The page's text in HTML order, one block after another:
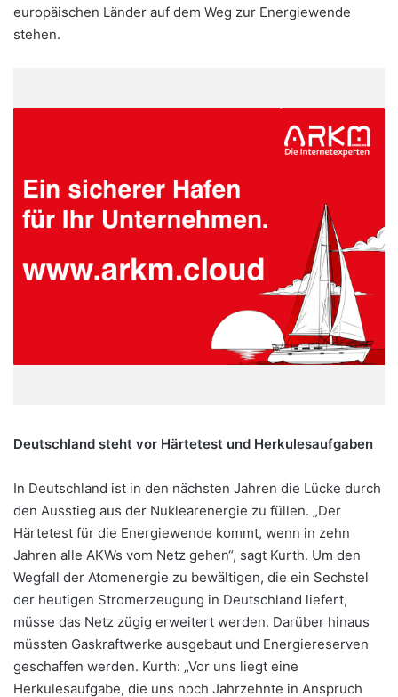
europäischen Länder auf dem Weg zur Energiewende
stehen.
Deutschland steht vor Härtetest und Herkulesaufgaben
In Deutschland ist in den nächsten Jahren die Lücke durch
den Ausstieg aus der Nuklearenergie zu füllen. „Der
Härtetest für die Energiewende kommt, wenn in zehn
Jahren alle AKWs vom Netz gehen“, sagt Kurth. Um den
Wegfall der Atomenergie zu bewältigen, die ein Sechstel
der heutigen Stromerzeugung in Deutschland liefert,
müsse das Netz zügig erweitert werden. Darüber hinaus
müssten Gaskraftwerke ausgebaut und Energiereserven
geschaffen werden. Kurth: „Vor uns liegt eine
Herkulesaufgabe, die uns noch Jahrzehnte in Anspruch